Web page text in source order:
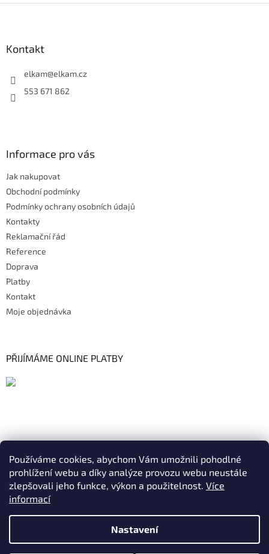
Používáme cookies, abychom Vám umožnili pohodlné
prohlížení webu a díky analýze provozu webu neustále
zlepšovali jeho funkce, výkon a použitelnost. Více
informací
Nastavení
Kontakt
elkam@elkam.cz
553 671 862
Informace pro vás
Jak nakupovat
Obchodní podmínky
Podmínky ochrany osobních údajů
Kontakty
Reklamační řád
Reference
Doprava
Platby
Kontakt
Moje objednávka
PŘIJÍMÁME ONLINE PLATBY
Vytvořil Shoptet|Realizoval Appgrade